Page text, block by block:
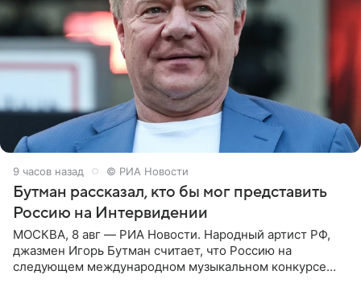
9 часов назад © РИА Новости
Бутман рассказал, кто бы мог представить
Россию на Интервидении
МОСКВА, 8 авг — РИА Новости. Народный артист РФ,
джазмен Игорь Бутман считает, что Россию на
следующем международном музыкальном конкурсе